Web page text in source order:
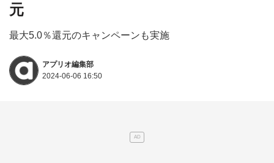
元
最大5.0％還元のキャンペーンも実施
アプリオ編集部
2024-06-06 16:50